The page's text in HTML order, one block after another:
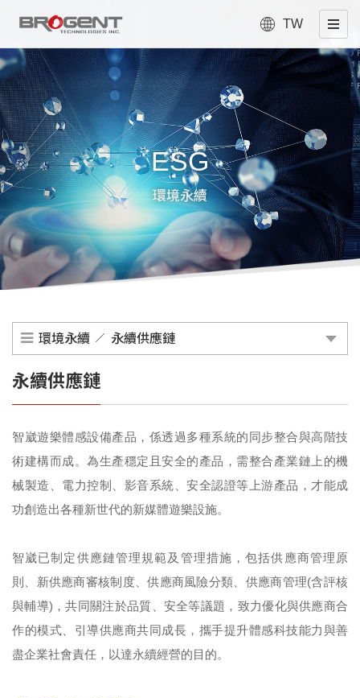
TW
ESG
環境永續
環境永續 永續供應鏈
永續供應鏈
智崴遊樂體感設備產品，係透過多種系統的同步整合與高階技
術建構而成。為生產穩定且安全的產品，需整合產業鏈上的機
械製造、電力控制、影音系統、安全認證等上游產品，才能成
功創造出各種新世代的新媒體遊樂設施。
智崴已制定供應鏈管理規範及管理措施，包括供應商管理原
則、新供應商審核制度、供應商風險分類、供應商管理(含評核
與輔導)，共同關注於品質、安全等議題，致力優化與供應商合
作的模式、引導供應商共同成長，攜手提升體感科技能力與善
盡企業社會責任，以達永續經營的目的。